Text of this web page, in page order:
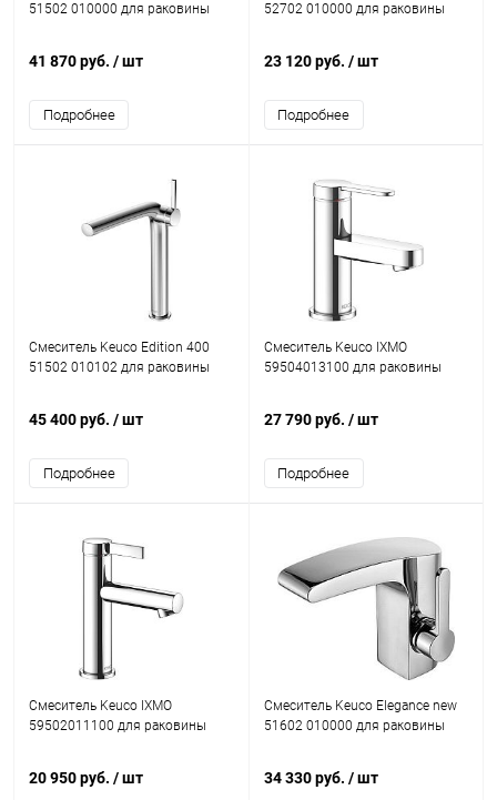
51502 010000 для раковины
41 870 руб. / шт
Подробнее
52702 010000 для раковины
23 120 руб. / шт
Подробнее
Смеситель Keuco Edition 400
51502 010102 для раковины
45 400 руб. / шт
Подробнее
Смеситель Keuco IXMO
59504013100 для раковины
27 790 руб. / шт
Подробнее
Смеситель Keuco IXMO
59502011100 для раковины
20 950 руб. / шт
Смеситель Keuco Elegance new
51602 010000 для раковины
34 330 руб. / шт